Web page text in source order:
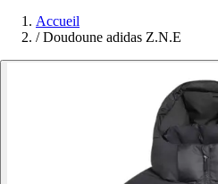
Accueil
/ Doudoune adidas Z.N.E